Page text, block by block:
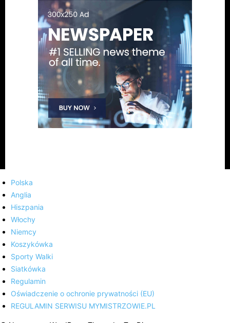
Polska
Anglia
Hiszpania
Włochy
Niemcy
Koszykówka
Sporty Walki
Siatkówka
Regulamin
Oświadczenie o ochronie prywatności (EU)
REGULAMIN SERWISU MYMISTRZOWIE.PL